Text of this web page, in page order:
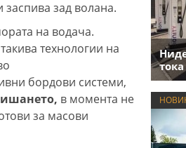
заспива зад волана.
на водача.
технологии на
бордови системи,
в момента не
за масови